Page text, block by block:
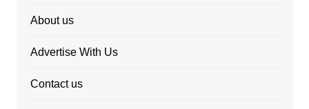
About us
Advertise With Us
Contact us